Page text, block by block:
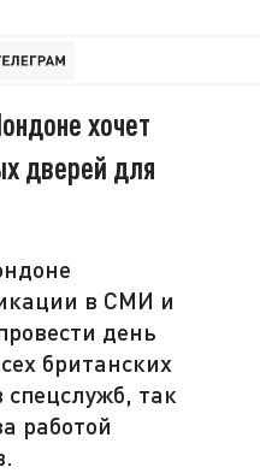
хочет
дверей для
в СМИ и
день
британских
так
работой